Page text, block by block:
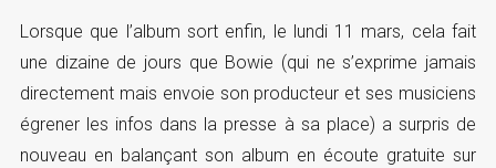
Lorsque que l’album sort enfin, le lundi 11 mars, cela fait
une dizaine de jours que Bowie (qui ne s’exprime jamais
directement mais envoie son producteur et ses musiciens
égrener les infos dans la presse à sa place) a surpris de
nouveau en balançant son album en écoute gratuite sur